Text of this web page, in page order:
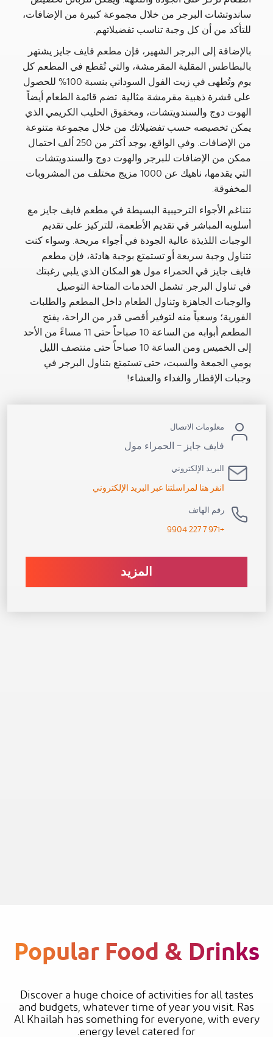
ساندوتشات البرجر من خلال مجموعة كبيرة من الإضافات،
للتأكد من أن كل وجبة تناسب تفضيلاتهم.
بالإضافة إلى البرجر الشهير، فإن مطعم فايف جايز يشتهر
بالبطاطس المقلية المقرمشة، والتي تُقطع في المطعم كل
يوم وتُطهى في زيت الفول السوداني بنسبة 100% للحصول
على قشرة ذهبية مقرمشة مثالية. تضم قائمة الطعام أيضاً
الهوت دوج والسندويتشات، ومخفوق الحليب الكريمي الذي
يمكن تخصيصه حسب تفضيلاتك من خلال مجموعة متنوعة
من الإضافات. وفي الواقع، يوجد أكثر من 250 ألف احتمال
ممكن من الإضافات للبرجر والهوت دوج والسندويتشات
التي يقدمها، ناهيك عن 1000 مزيج مختلف من المشروبات
المخفوقة.
تتناغم الأجواء الترحيبية البسيطة في مطعم فايف جايز مع
أسلوبه المباشر في تقديم الأطعمة، للتركيز على تقديم
الوجبات اللذيذة عالية الجودة في أجواء مريحة. وسواء كنت
تتناول وجبة سريعة أو تستمتع بوجبة هادئة، فإن مطعم
فايف جايز في الحمراء مول هو المكان الذي يلبي رغبتك
في تناول البرجر. تشمل الخدمات المتاحة التوصيل
والوجبات الجاهزة وتناول الطعام داخل المطعم والطلبات
الفورية؛ وسعياً منه لتوفير أقصى قدر من الراحة، يفتح
المطعم أبوابه من الساعة 10 صباحاً حتى 11 مساءً من الأحد
إلى الخميس ومن الساعة 10 صباحاً حتى منتصف الليل
يومي الجمعة والسبت، حتى تستمتع بتناول البرجر في
وجبات الإفطار والغداء والعشاء!
معلومات الاتصال
فايف جايز – الحمراء مول
البريد الإلكتروني
انقر هنا لمراسلتنا عبر البريد الإلكتروني
رقم الهاتف
+971 7 227 9904
المزيد
Popular Food & Drinks
Discover a huge choice of activities for all tastes
and budgets, whatever time of year you visit. Ras
Al Khailah has something for everyone, with every
energy level catered for.